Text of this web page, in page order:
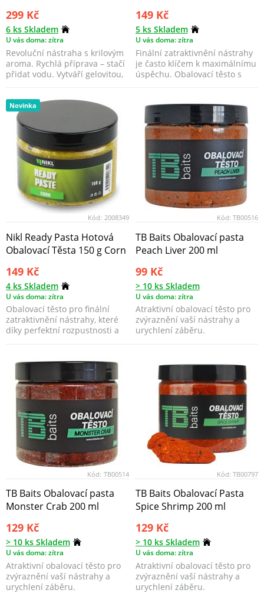
299 Kč
6 ks Skladem
U vás doma: zítra
Revoluční nástraha s krilovým
aroma. Rychlá příprava – stačí
přidat vodu. Vytváří gelovitou,
149 Kč
5 ks Skladem
U vás doma: zítra
Finální zatraktivnění nástrahy
je často klíčem k maximálnímu
úspěchu. Obalovací těsto s
Novinka
Kód: 2008349
Nikl Ready Pasta Hotová
Obalovací Těsta 150 g Corn
149 Kč
4 ks Skladem
U vás doma: zítra
Obalovací těsto pro finální
zatraktivnění nástrahy, které
díky perfektní rozpustnosti a
Kód: TB00516
TB Baits Obalovací pasta
Peach Liver 200 ml
99 Kč
> 10 ks Skladem
U vás doma: zítra
Atraktivní obalovací těsto pro
zvýraznění vaší nástrahy a
urychlení záběru.
Kód: TB00514
TB Baits Obalovací pasta
Monster Crab 200 ml
129 Kč
> 10 ks Skladem
U vás doma: zítra
Atraktivní obalovací těsto pro
zvýraznění vaší nástrahy a
urychlení záběru.
Kód: TB00797
TB Baits Obalovací Pasta
Spice Shrimp 200 ml
129 Kč
> 10 ks Skladem
U vás doma: zítra
Atraktivní obalovací těsto pro
zvýraznění vaší nástrahy a
urychlení záběru.